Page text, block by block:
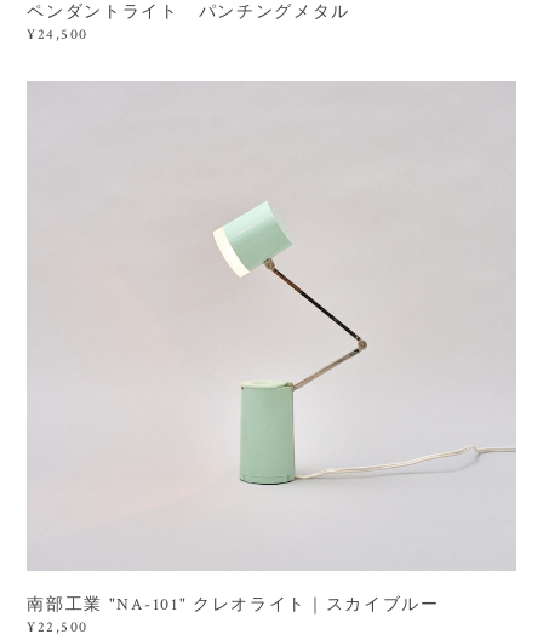
ペンダントライト パンチングメタル
¥24,500
南部工業 "NA-101" クレオライト｜スカイブルー
¥22,500